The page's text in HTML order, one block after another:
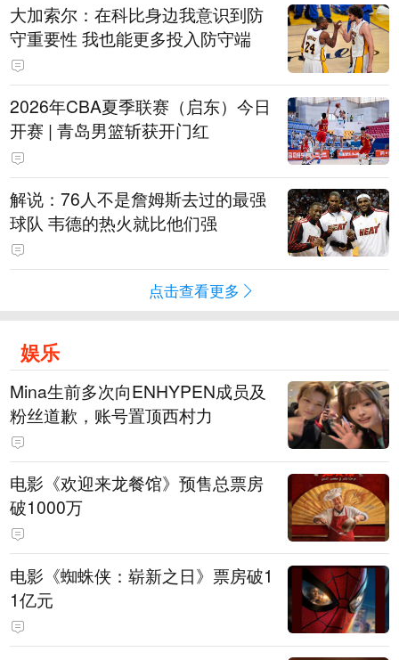
大加索尔：在科比身边我意识到防
守重要性 我也能更多投入防守端
2026年CBA夏季联赛（启东）今日
开赛 | 青岛男篮斩获开门红
解说：76人不是詹姆斯去过的最强
球队 韦德的热火就比他们强
点击查看更多
娱乐
Mina生前多次向ENHYPEN成员及
粉丝道歉，账号置顶西村力
电影《欢迎来龙餐馆》预售总票房
破1000万
电影《蜘蛛侠：崭新之日》票房破1
1亿元